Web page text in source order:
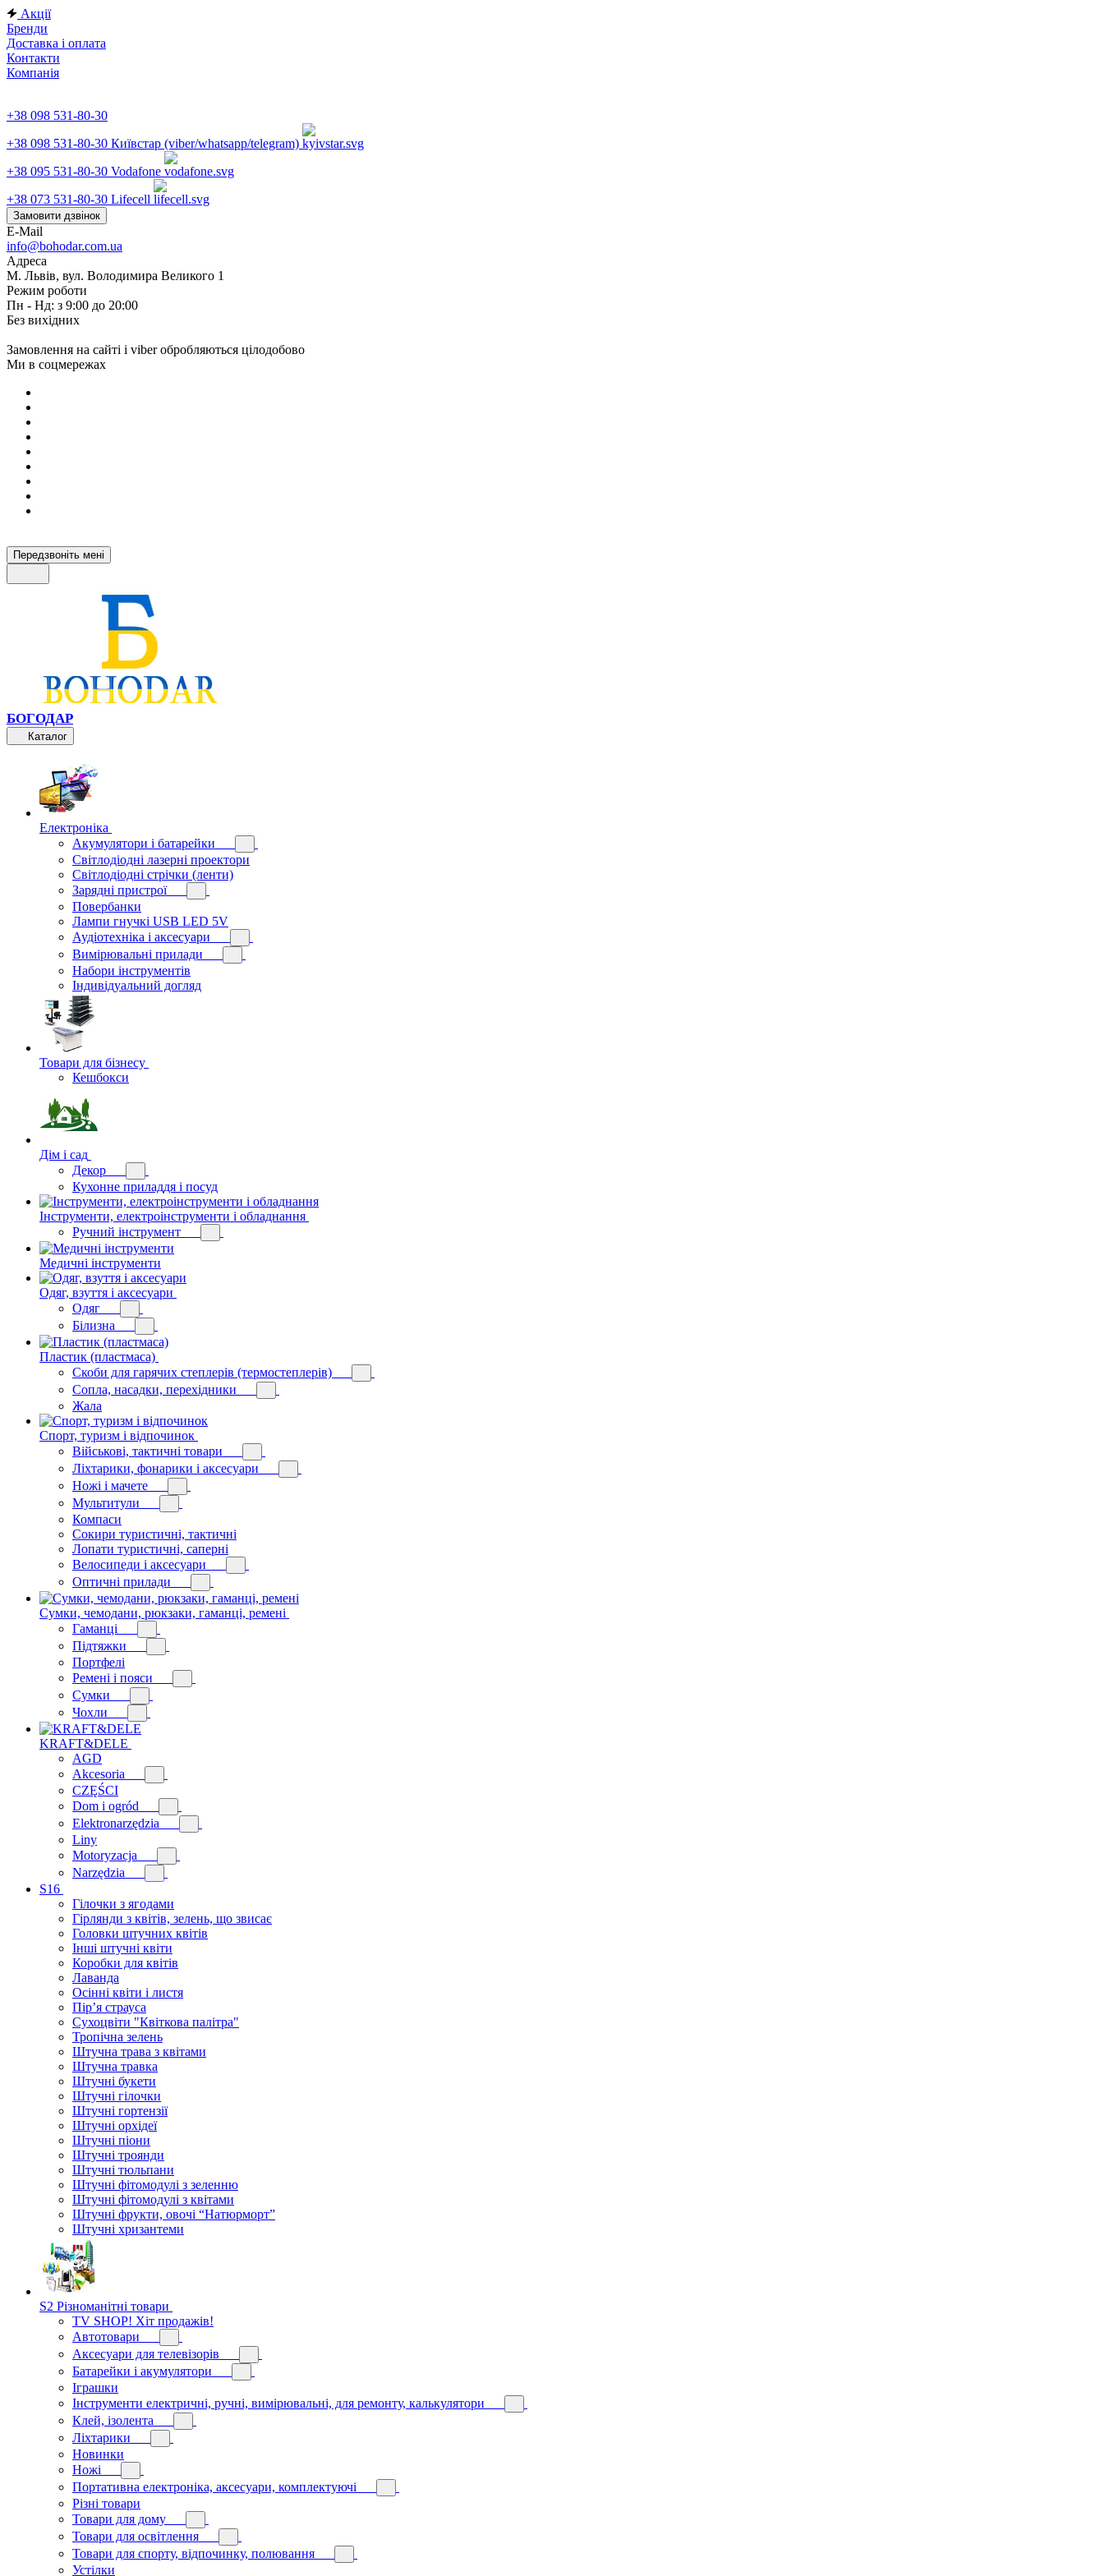
Акції
Бренди
Доставка і оплата
Контакти
Компанія
+38 098 531-80-30
+38 098 531-80-30 Київстар (viber/whatsapp/telegram)
+38 095 531-80-30 Vodafone
+38 073 531-80-30 Lifecell
Замовити дзвінок
E-Mail
info@bohodar.com.ua
Адреса
М. Львів, вул. Володимира Великого 1
Режим роботи
Пн - Нд: з 9:00 до 20:00
Без вихідних
Замовлення на сайті і viber обробляються цілодобово
Ми в соцмережах
Передзвоніть мені
БОГОДАР
Каталог
Електроніка
Акумулятори і батарейки
Світлодіодні лазерні проектори
Світлодіодні стрічки (ленти)
Зарядні пристрої
Повербанки
Лампи гнучкі USB LED 5V
Аудіотехніка і аксесуари
Вимірювальні прилади
Набори інструментів
Індивідуальний догляд
Товари для бізнесу
Кешбокси
Дім і сад
Декор
Кухонне приладдя і посуд
Інструменти, електроінструменти і обладнання
Ручний інструмент
Медичні інструменти
Одяг, взуття і аксесуари
Одяг
Білизна
Пластик (пластмаса)
Скоби для гарячих степлерів (термостеплерів)
Сопла, насадки, перехідники
Жала
Спорт, туризм і відпочинок
Військові, тактичні товари
Ліхтарики, фонарики і аксесуари
Ножі і мачете
Мультитули
Компаси
Сокири туристичні, тактичні
Лопати туристичні, саперні
Велосипеди і аксесуари
Оптичні прилади
Сумки, чемодани, рюкзаки, гаманці, ремені
Гаманці
Підтяжки
Портфелі
Ремені і пояси
Сумки
Чохли
KRAFT&DELE
AGD
Akcesoria
CZĘŚCI
Dom i ogród
Elektronarzędzia
Liny
Motoryzacja
Narzędzia
S16
Гілочки з ягодами
Гірлянди з квітів, зелень, що звисає
Головки штучних квітів
Інші штучні квіти
Коробки для квітів
Лаванда
Осінні квіти і листя
Пір’я страуса
Сухоцвіти "Квіткова палітра"
Тропічна зелень
Штучна трава з квітами
Штучна травка
Штучні букети
Штучні гілочки
Штучні гортензії
Штучні орхідеї
Штучні піони
Штучні троянди
Штучні тюльпани
Штучні фітомодулі з зеленню
Штучні фітомодулі з квітами
Штучні фрукти, овочі “Натюрморт”
Штучні хризантеми
S2 Різноманітні товари
TV SHOP! Хіт продажів!
Автотовари
Аксесуари для телевізорів
Батарейки і акумулятори
Іграшки
Інструменти електричні, ручні, вимірювальні, для ремонту, калькулятори
Клей, ізолента
Ліхтарики
Новинки
Ножі
Портативна електроніка, аксесуари, комплектуючі
Різні товари
Товари для дому
Товари для освітлення
Товари для спорту, відпочинку, полювання
Устілки